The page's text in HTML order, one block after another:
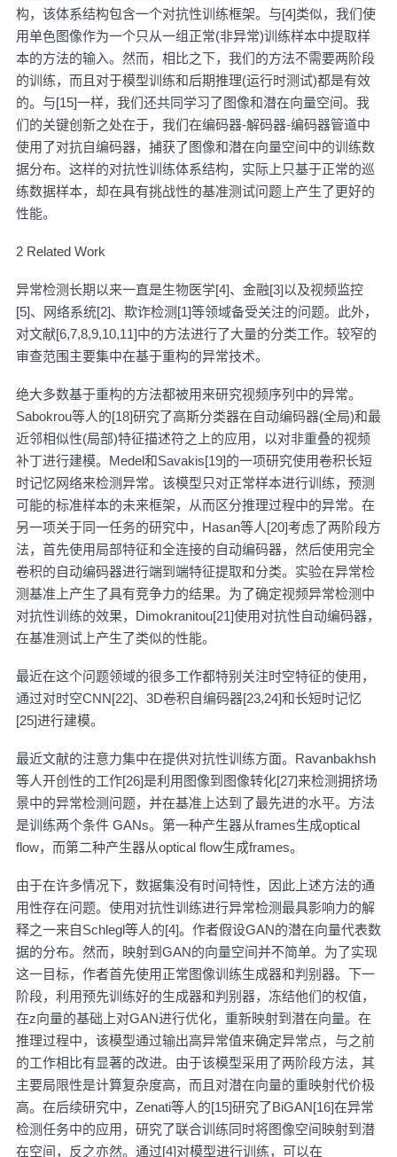
构，该体系结构包含一个对抗性训练框架。与[4]类似，我们使
用单色图像作为一个只从一组正常(非异常)训练样本中提取样
本的方法的输入。然而，相比之下，我们的方法不需要两阶段
的训练，而且对于模型训练和后期推理(运行时测试)都是有效
的。与[15]一样，我们还共同学习了图像和潜在向量空间。我
们的关键创新之处在于，我们在编码器-解码器-编码器管道中
使用了对抗自编码器，捕获了图像和潜在向量空间中的训练数
据分布。这样的对抗性训练体系结构，实际上只基于正常的巡
练数据样本，却在具有挑战性的基准测试问题上产生了更好的
性能。
2 Related Work
异常检测长期以来一直是生物医学[4]、金融[3]以及视频监控
[5]、网络系统[2]、欺诈检测[1]等领域备受关注的问题。此外，
对文献[6,7,8,9,10,11]中的方法进行了大量的分类工作。较窄的
审查范围主要集中在基于重构的异常技术。
绝大多数基于重构的方法都被用来研究视频序列中的异常。
Sabokrou等人的[18]研究了高斯分类器在自动编码器(全局)和最
近邻相似性(局部)特征描述符之上的应用，以对非重叠的视频
补丁进行建模。Medel和Savakis[19]的一项研究使用卷积长短
时记忆网络来检测异常。该模型只对正常样本进行训练，预测
可能的标准样本的未来框架，从而区分推理过程中的异常。在
另一项关于同一任务的研究中，Hasan等人[20]考虑了两阶段方
法，首先使用局部特征和全连接的自动编码器，然后使用完全
卷积的自动编码器进行端到端特征提取和分类。实验在异常检
测基准上产生了具有竞争力的结果。为了确定视频异常检测中
对抗性训练的效果，Dimokranitou[21]使用对抗性自动编码器，
在基准测试上产生了类似的性能。
最近在这个问题领域的很多工作都特别关注时空特征的使用，
通过对时空CNN[22]、3D卷积自编码器[23,24]和长短时记忆
[25]进行建模。
最近文献的注意力集中在提供对抗性训练方面。Ravanbakhsh
等人开创性的工作[26]是利用图像到图像转化[27]来检测拥挤场
景中的异常检测问题，并在基准上达到了最先进的水平。方法
是训练两个条件 GANs。第一种产生器从frames生成optical
flow，而第二种产生器从optical flow生成frames。
由于在许多情况下，数据集没有时间特性，因此上述方法的通
用性存在问题。使用对抗性训练进行异常检测最具影响力的解
释之一来自Schlegl等人的[4]。作者假设GAN的潜在向量代表数
据的分布。然而，映射到GAN的向量空间并不简单。为了实现
这一目标，作者首先使用正常图像训练生成器和判别器。下一
阶段，利用预先训练好的生成器和判别器，冻结他们的权值，
在z向量的基础上对GAN进行优化，重新映射到潜在向量。在
推理过程中，该模型通过输出高异常值来确定异常点，与之前
的工作相比有显著的改进。由于该模型采用了两阶段方法，其
主要局限性是计算复杂度高，而且对潜在向量的重映射代价极
高。在后续研究中，Zenati等人的[15]研究了BiGAN[16]在异常
检测任务中的应用，研究了联合训练同时将图像空间映射到潜
在空间，反之亦然。通过[4]对模型进行训练，可以在